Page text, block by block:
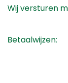
Wij versturen
Betaalwijzen: